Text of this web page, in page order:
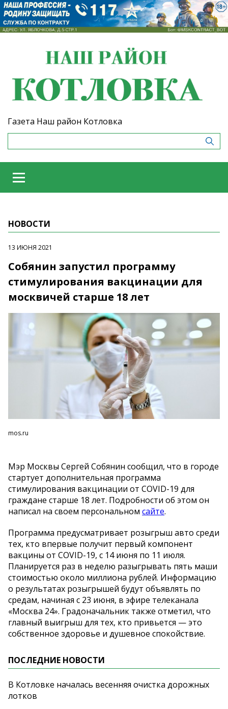
Газета Наш район Котловка
НОВОСТИ
13 ИЮНЯ 2021
Собянин запустил программу
стимулирования вакцинации для
москвичей старше 18 лет
mos.ru
Мэр Москвы Сергей Собянин сообщил, что в городе
стартует дополнительная программа
стимулирования вакцинации от COVID-19 для
граждане старше 18 лет. Подробности об этом он
написал на своем персональном сайте.
Программа предусматривает розыгрыш авто среди
тех, кто впервые получит первый компонент
вакцины от COVID-19, с 14 июня по 11 июля.
Планируется раз в неделю разыгрывать пять маши
стоимостью около миллиона рублей. Информацию
о результатах розыгрышей будут объявлять по
средам, начиная с 23 июня, в эфире телеканала
«Москва 24». Градоначальник также отметил, что
главный выигрыш для тех, кто привьется — это
собственное здоровье и душевное спокойствие.
ПОСЛЕДНИЕ НОВОСТИ
В Котловке началась весенняя очистка дорожных
лотков